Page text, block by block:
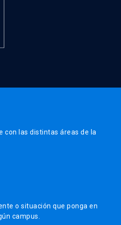
con las distintas áreas de la
o situación que ponga en
campus.